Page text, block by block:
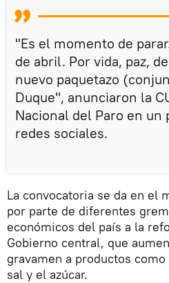
"Es el momento de
de abril. Por vida, paz,
nuevo paquetazo
Duque", anunciaron la
Nacional del Paro en un
redes sociales.
La convocatoria se da en el
por parte de diferentes
económicos del país a la
Gobierno central, que
gravamen a productos
sal y el azúcar.